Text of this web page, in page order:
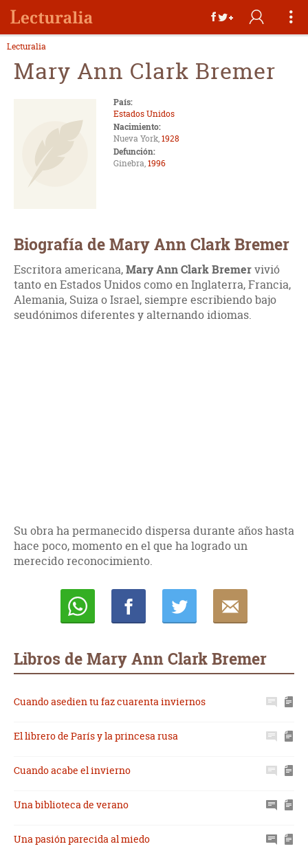
Lecturalia
Mary Ann Clark Bremer
País:
Estados Unidos
Nacimiento:
Nueva York,1928
Defunción:
Ginebra,1996
Biografía de Mary Ann Clark Bremer
Escritora americana,Mary Ann Clark Bremervivió
tanto en Estados Unidos como en Inglaterra, Francia,
Alemania, Suiza o Israel, siempre escribiendo bajo
seudónimos diferentes y alternando idiomas.
Su obra ha permanecido dispersa durante años hasta
hace poco, momento en el que ha logrado un
merecido reconocimiento.
Libros de Mary Ann Clark Bremer
Cuando asedien tu faz cuarenta inviernos
El librero de París y la princesa rusa
Cuando acabe el invierno
Una biblioteca de verano
Una pasión parecida al miedo